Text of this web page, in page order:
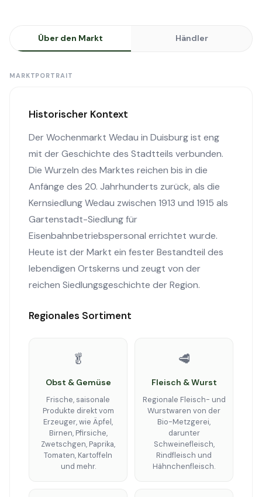
Über den Markt Händler
MARKTPORTRAIT
Historischer Kontext
Der Wochenmarkt Wedau in Duisburg ist eng
mit der Geschichte des Stadtteils verbunden.
Die Wurzeln des Marktes reichen bis in die
Anfänge des 20. Jahrhunderts zurück, als die
Kernsiedlung Wedau zwischen 1913 und 1915 als
Gartenstadt-Siedlung für
Eisenbahnbetriebspersonal errichtet wurde.
Heute ist der Markt ein fester Bestandteil des
lebendigen Ortskerns und zeugt von der
reichen Siedlungsgeschichte der Region.
Regionales Sortiment
🥬
Obst & Gemüse
Frische, saisonale
Produkte direkt vom
Erzeuger, wie Äpfel,
Birnen, Pfirsiche,
Zwetschgen, Paprika,
Tomaten, Kartoffeln
und mehr.
🥩
Fleisch & Wurst
Regionale Fleisch- und
Wurstwaren von der
Bio-Metzgerei,
darunter
Schweinefleisch,
Rindfleisch und
Hähnchenfleisch.